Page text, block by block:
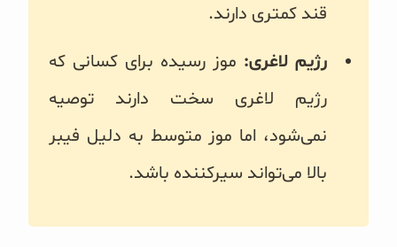
قند کمتری دارند.
رژیم لاغری: موز رسیده برای کسانی که
رژیم لاغری سخت دارند توصیه
نمی‌شود، اما موز متوسط به دلیل فیبر
بالا می‌تواند سیرکننده باشد.